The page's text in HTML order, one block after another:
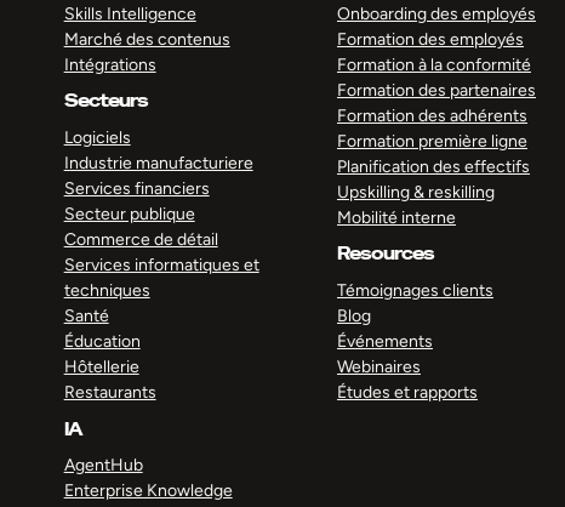
Skills Intelligence
Marché des contenus
Intégrations
Secteurs
Logiciels
Industrie manufacturiere
Services financiers
Secteur publique
Commerce de détail
Services informatiques et
techniques
Santé
Éducation
Hôtellerie
Restaurants
IA
AgentHub
Enterprise Knowledge
Onboarding des employés
Formation des employés
Formation à la conformité
Formation des partenaires
Formation des adhérents
Formation première ligne
Planification des effectifs
Upskilling & reskilling
Mobilité interne
Resources
Témoignages clients
Blog
Événements
Webinaires
Études et rapports